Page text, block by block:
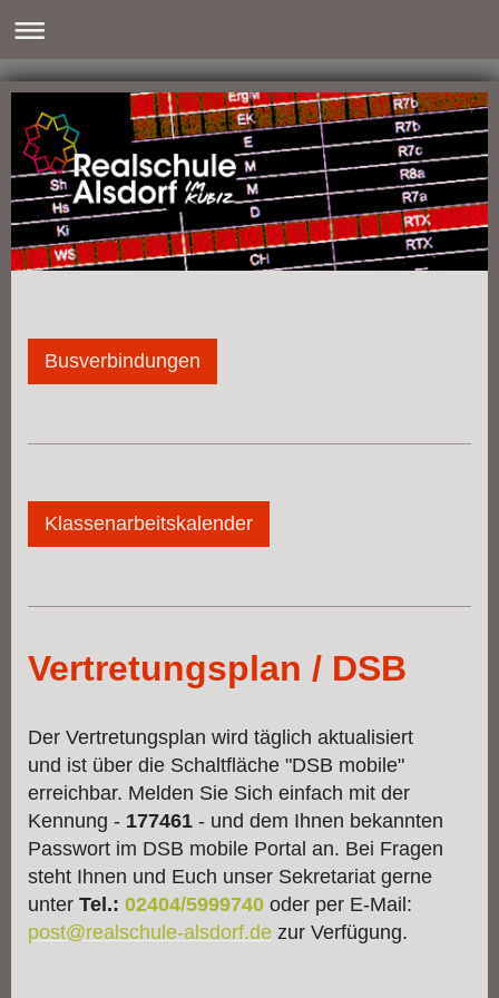
Busverbindungen
Klassenarbeitskalender
Vertretungsplan / DSB
Der Vertretungsplan wird täglich aktualisiert
und ist über die Schaltfläche "DSB mobile"
erreichbar. Melden Sie Sich einfach mit der
Kennung - 177461 - und dem Ihnen bekannten
Passwort im DSB mobile Portal an. Bei Fragen
steht Ihnen und Euch unser Sekretariat gerne
unter Tel.: 02404/5999740 oder per E-Mail:
post@realschule-alsdorf.de zur Verfügung.